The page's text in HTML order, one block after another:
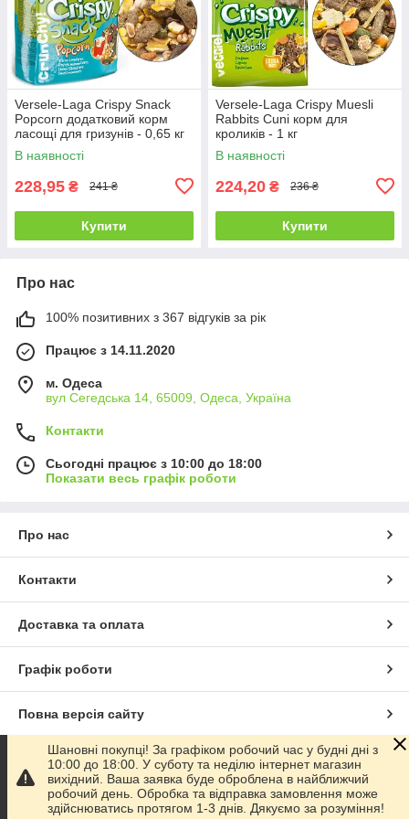
Versele-Laga Crispy Snack
Popcorn додатковий корм
ласощі для гризунів - 0,65 кг
В наявності
228,95 ₴ 241 ₴
Купити
Versele-Laga Crispy Muesli
Rabbits Cuni корм для
кроликів - 1 кг
В наявності
224,20 ₴ 236 ₴
Купити
Про нас
100% позитивних з 367 відгуків за рік
Працює з 14.11.2020
м. Одеса
вул Сегедська 14, 65009, Одеса, Україна
Контакти
Сьогодні працює з 10:00 до 18:00
Показати весь графік роботи
Про нас
Контакти
Доставка та оплата
Графік роботи
Повна версія сайту
Сайт створено на маркетплейсі Prom.ua
Політика конфіденційності
Шановні покупці! За графіком робочий час у будні дні з
10:00 до 18:00. У суботу та неділю інтернет магазин
вихідний. Ваша заявка буде оброблена в найближчий
робочий день. Обробка та відправка замовлення може
здійснюватись протягом 1-3 днів. Дякуємо за розуміння!